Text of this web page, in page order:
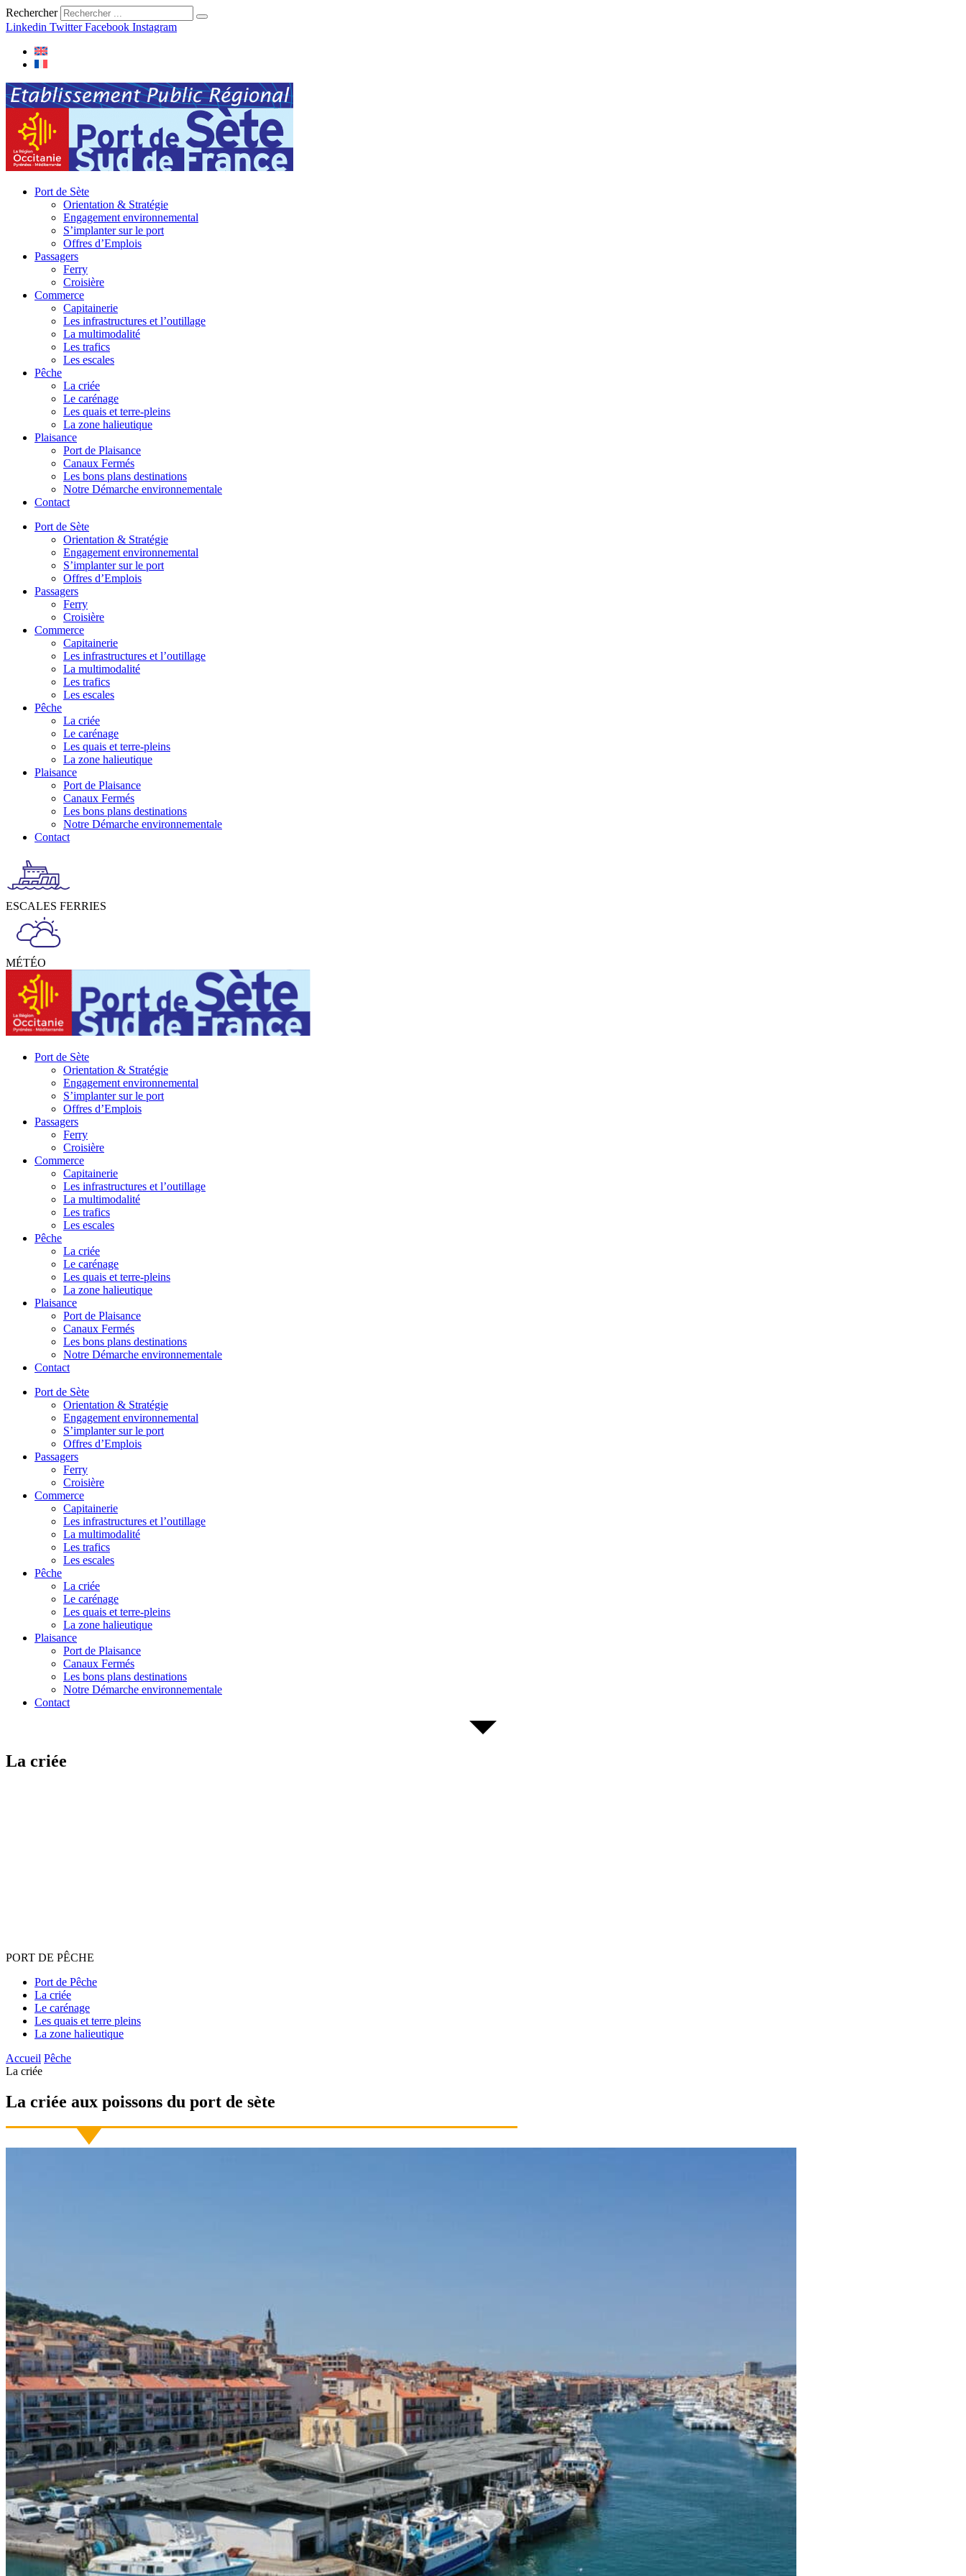
Rechercher
Linkedin Twitter Facebook Instagram
Port de Sète
Orientation & Stratégie
Engagement environnemental
S’implanter sur le port
Offres d’Emplois
Passagers
Ferry
Croisière
Commerce
Capitainerie
Les infrastructures et l’outillage
La multimodalité
Les trafics
Les escales
Pêche
La criée
Le carénage
Les quais et terre-pleins
La zone halieutique
Plaisance
Port de Plaisance
Canaux Fermés
Les bons plans destinations
Notre Démarche environnementale
Contact
Port de Sète
Orientation & Stratégie
Engagement environnemental
S’implanter sur le port
Offres d’Emplois
Passagers
Ferry
Croisière
Commerce
Capitainerie
Les infrastructures et l’outillage
La multimodalité
Les trafics
Les escales
Pêche
La criée
Le carénage
Les quais et terre-pleins
La zone halieutique
Plaisance
Port de Plaisance
Canaux Fermés
Les bons plans destinations
Notre Démarche environnementale
Contact
ESCALES FERRIES
MÉTÉO
Port de Sète
Orientation & Stratégie
Engagement environnemental
S’implanter sur le port
Offres d’Emplois
Passagers
Ferry
Croisière
Commerce
Capitainerie
Les infrastructures et l’outillage
La multimodalité
Les trafics
Les escales
Pêche
La criée
Le carénage
Les quais et terre-pleins
La zone halieutique
Plaisance
Port de Plaisance
Canaux Fermés
Les bons plans destinations
Notre Démarche environnementale
Contact
Port de Sète
Orientation & Stratégie
Engagement environnemental
S’implanter sur le port
Offres d’Emplois
Passagers
Ferry
Croisière
Commerce
Capitainerie
Les infrastructures et l’outillage
La multimodalité
Les trafics
Les escales
Pêche
La criée
Le carénage
Les quais et terre-pleins
La zone halieutique
Plaisance
Port de Plaisance
Canaux Fermés
Les bons plans destinations
Notre Démarche environnementale
Contact
La criée
PORT DE PÊCHE
Port de Pêche
La criée
Le carénage
Les quais et terre pleins
La zone halieutique
Accueil Pêche
La criée
La criée aux poissons du port de sète